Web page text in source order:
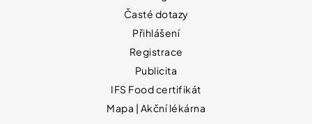
Časté dotazy
Přihlášení
Registrace
Publicita
IFS Food certifikát
Mapa | Akční lékárna